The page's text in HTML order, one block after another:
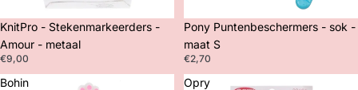
KnitPro - Stekenmarkeerders -
Amour - metaal
€9,00
Pony Puntenbeschermers - sok -
maat S
€2,70
Bohin
Opry